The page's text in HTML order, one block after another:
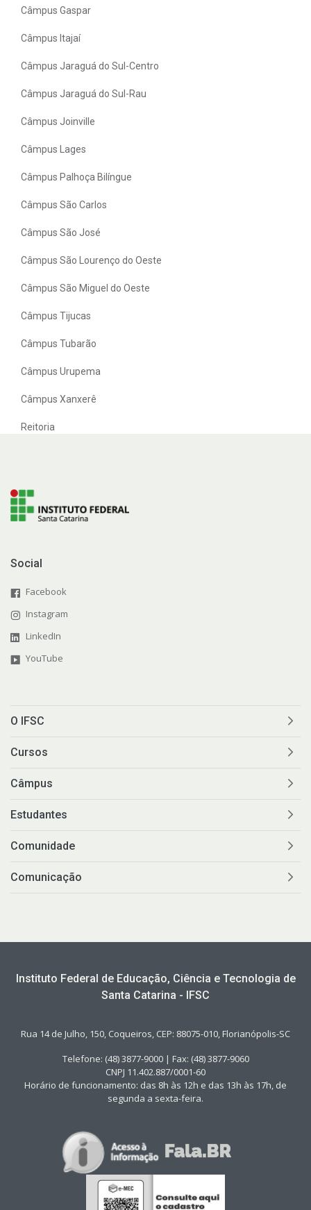
Câmpus Gaspar
Câmpus Itajaí
Câmpus Jaraguá do Sul-Centro
Câmpus Jaraguá do Sul-Rau
Câmpus Joinville
Câmpus Lages
Câmpus Palhoça Bilíngue
Câmpus São Carlos
Câmpus São José
Câmpus São Lourenço do Oeste
Câmpus São Miguel do Oeste
Câmpus Tijucas
Câmpus Tubarão
Câmpus Urupema
Câmpus Xanxerê
Reitoria
Social
Facebook
Instagram
LinkedIn
YouTube
O IFSC
Cursos
Câmpus
Estudantes
Comunidade
Comunicação
Instituto Federal de Educação, Ciência e Tecnologia de
Santa Catarina - IFSC
Rua 14 de Julho, 150, Coqueiros, CEP: 88075-010, Florianópolis-SC
Telefone: (48) 3877-9000 | Fax: (48) 3877-9060
CNPJ 11.402.887/0001-60
Horário de funcionamento: das 8h às 12h e das 13h às 17h, de
segunda a sexta-feira.